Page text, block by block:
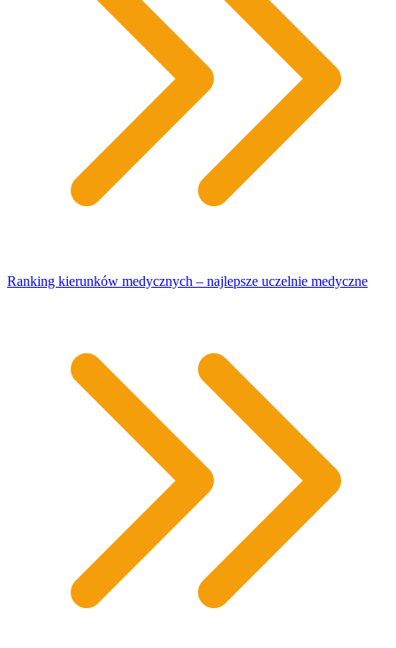
Ranking kierunków medycznych – najlepsze uczelnie medyczne